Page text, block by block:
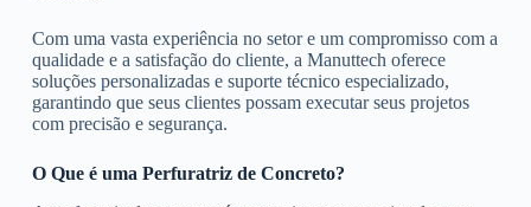
Com uma vasta experiência no setor e um compromisso com a
qualidade e a satisfação do cliente, a Manuttech oferece
soluções personalizadas e suporte técnico especializado,
garantindo que seus clientes possam executar seus projetos
com precisão e segurança.
O Que é uma Perfuratriz de Concreto?